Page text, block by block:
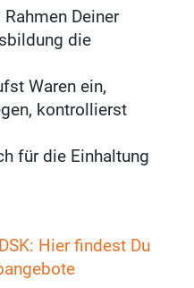
Deiner
die
Waren ein,
kontrollierst
für die Einhaltung
Hier findest Du